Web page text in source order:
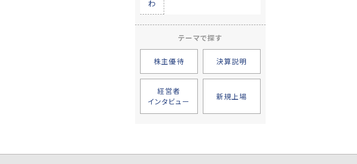
わ
テーマで探す
株主優待 決算説明
経営者
インタビュー
新規上場